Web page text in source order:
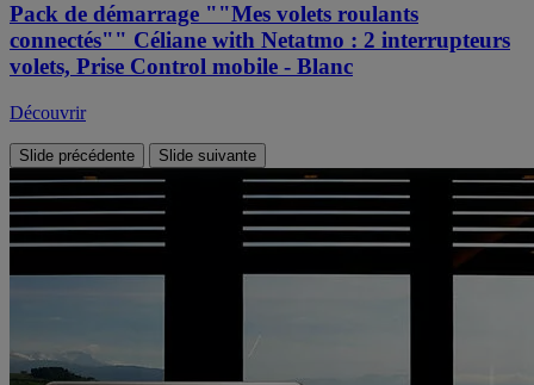
Pack de démarrage ""Mes volets roulants
connectés"" Céliane with Netatmo : 2 interrupteurs
volets, Prise Control mobile - Blanc
Découvrir
Slide précédente Slide suivante